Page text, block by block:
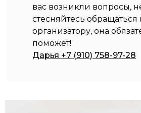
вас возникли вопросы,
стесняйтесь
организатору, она
поможет!
Дарья +7 (910) 758-97-28